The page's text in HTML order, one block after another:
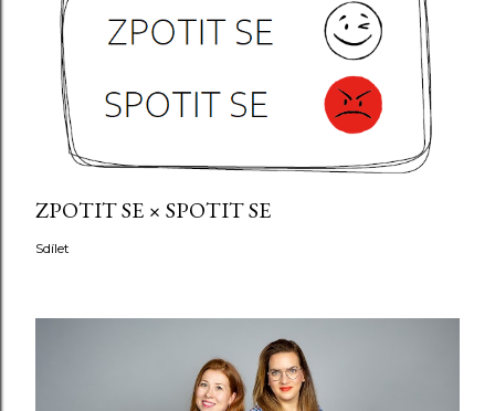
ZPOTIT SE × SPOTIT SE
Sdílet